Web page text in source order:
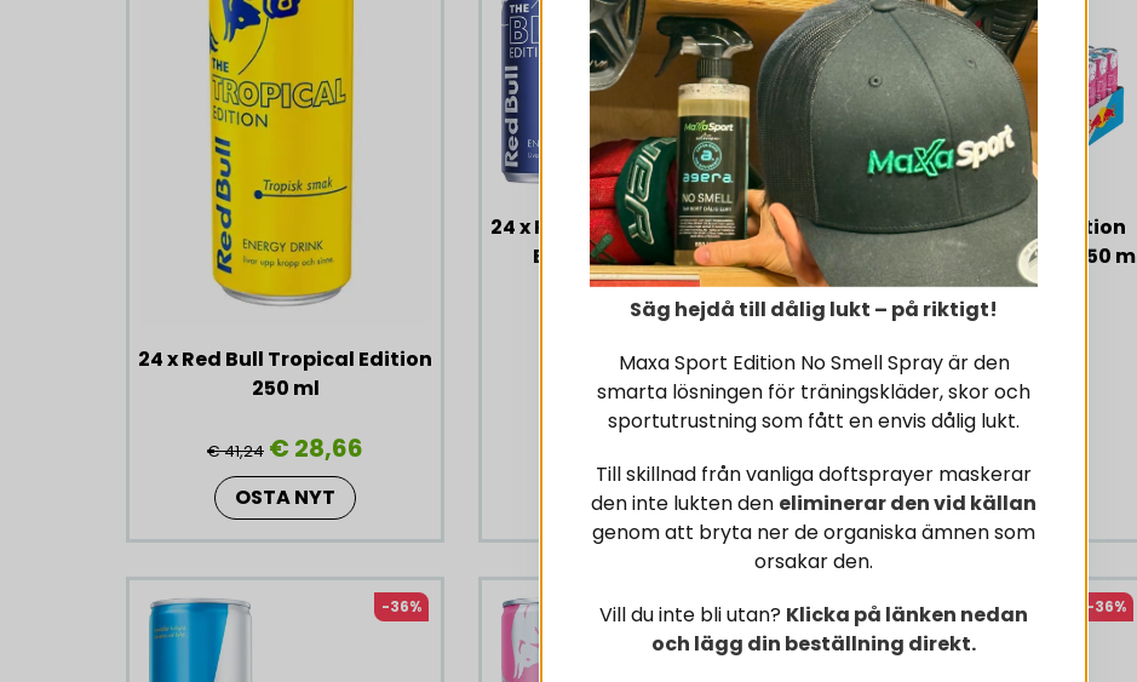
24 x Red Bull Tropical Edition
250 ml
€ 41,24 € 28,66
OSTA NYT
24 x Red Bull The Blue Edition
Blåbärssmak 250 ml
€ 28,66
OSTA NYT
24 x Red Bull Peach edition
White Peach sockerfri 250 m
€ 41,24 € 26,59
OSTA NYT
-36% -36% -36%
Säg hejdå till dålig lukt – på riktigt!
Maxa Sport Edition No Smell Spray är den
smarta lösningen för träningskläder, skor och
sportutrustning som fått en envis dålig lukt.
Till skillnad från vanliga doftsprayer maskerar
den inte lukten den eliminerar den vid källan
genom att bryta ner de organiska ämnen som
orsakar den.
Vill du inte bli utan? Klicka på länken nedan
och lägg din beställning direkt.